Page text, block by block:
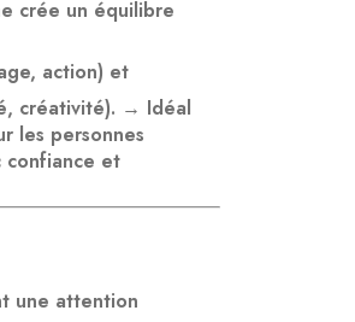
crée un équilibre
action) et
créativité). → Idéal
les personnes
confiance et
une attention